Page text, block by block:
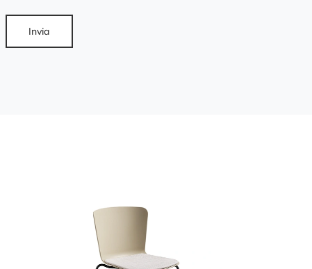
Invia